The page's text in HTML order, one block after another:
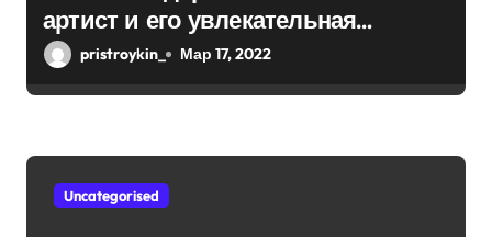
и
я
м
артист и его увлекательная
биография — выдающиеся
pristroykin_ Мар 17, 2022
Uncategorised